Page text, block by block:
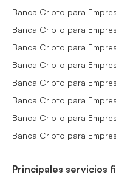
Banca Cripto para
Banca Cripto para
Banca Cripto para
Banca Cripto para
Banca Cripto para
Banca Cripto para
Banca Cripto para
Banca Cripto para
Principales servicios